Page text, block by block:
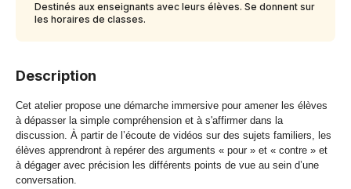
Destinés aux enseignants avec leurs élèves. Se donnent sur
les horaires de classes.
Description
Cet atelier propose une démarche immersive pour amener les élèves
à dépasser la simple compréhension et à s'affirmer dans la
discussion. À partir de l’écoute de vidéos sur des sujets familiers, les
élèves apprendront à repérer des arguments « pour » et « contre » et
à dégager avec précision les différents points de vue au sein d’une
conversation.